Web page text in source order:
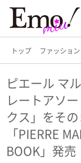
トップ ファッション
トップ
ファッション
ビューティー
カフェ・グル
ピエール マ
レートアソ
クス」をそ
「PIERRE
BOOK」発売